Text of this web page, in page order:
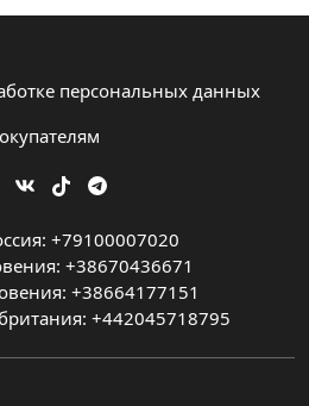
персональных данных
+79100007020
+38670436671
+38664177151
+442045718795